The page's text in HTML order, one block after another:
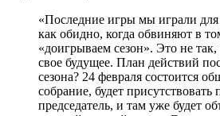
«Последние игры мы играли
как обидно, когда обвиняют в
«доигрываем сезон». Это не так,
свое будущее. План действий
сезона? 24 февраля состоится
собрание, будет присутствовать
председатель, и там уже будет